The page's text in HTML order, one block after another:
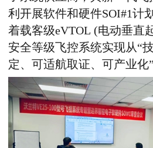
利开展软件和硬件SOI#1计
着载客级eVTOL (电动垂直
安全等级飞控系统实现从“
定、可适航取证、可产业化